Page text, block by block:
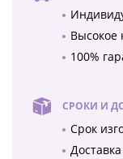
Высокое
100%
СРОКИ И
Срок